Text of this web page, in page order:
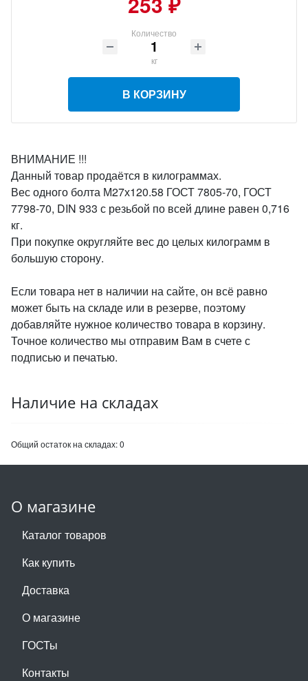
Количество
кг
В КОРЗИНУ
ВНИМАНИЕ !!!
Данный товар продаётся в килограммах.
Вес одного болта М27х120.58 ГОСТ 7805-70, ГОСТ
7798-70, DIN 933 с резьбой по всей длине равен 0,716
кг.
При покупке округляйте вес до целых килограмм в
большую сторону.
Если товара нет в наличии на сайте, он всё равно
может быть на складе или в резерве, поэтому
добавляйте нужное количество товара в корзину.
Точное количество мы отправим Вам в счете с
подписью и печатью.
Наличие на складах
Общий остаток на складах:0
О магазине
Каталог товаров
Как купить
Доставка
О магазине
ГОСТы
Контакты